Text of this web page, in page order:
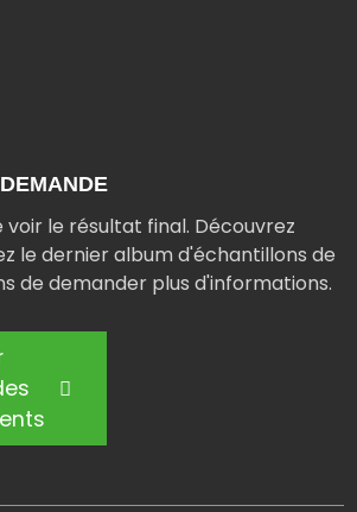
voir le résultat final. Découvrez
le dernier album d'échantillons de
de demander plus d'informations.